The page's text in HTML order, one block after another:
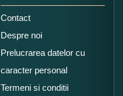
Contact
Despre noi
Prelucrarea datelor cu
caracter personal
Termeni si conditii